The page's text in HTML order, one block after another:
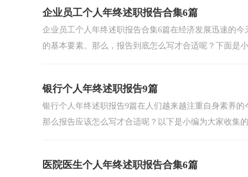
企业员工个人年终述职报告合集6篇
企业员工个人年终述职报告合集6篇在经济发展迅速的
的基本要素。那么，报告到底怎么写才合适呢？下面是
银行个人年终述职报告9篇
银行个人年终述职报告9篇在人们越来越注重自身素养
那么报告应该怎么写才合适呢？以下是小编为大家收集
医院医生个人年终述职报告合集6篇